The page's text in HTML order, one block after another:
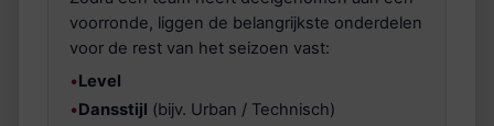
voorronde, liggen de belangrijkste onderdelen
voor de rest van het seizoen vast:
•Level
•Dansstijl (bijv. Urban / Technisch)